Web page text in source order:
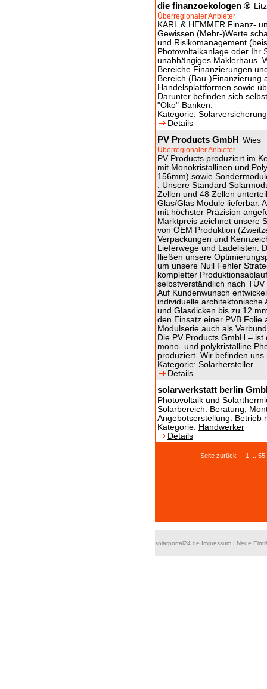
die finanzoekologen ®
Überregionaler Anbieter
KARL & HEMMER Finanz-
Gewissen (Mehr-)Werte
und Risikomanagement
Photovoltaikanlage oder Ihr
unabhängiges Maklerhaus.
Bereiche Finanzierungen
Bereich (Bau-)Finanzierung
Handelsplattformen sowie
Darunter befinden sich
"Öko"-Banken.
Kategorie:
Details
PV Products GmbH Wies
Überregionaler Anbieter
PV Products produziert im
mit Monokristallinen und
156mm) sowie
. Unsere Standard
Zellen und 48 Zellen
Glas/Glas Module lieferbar.
mit höchster Präzision
Marktpreis zeichnet unsere
von OEM Produktion
Verpackungen und
Lieferwege und Ladelisten.
fließen unsere
um unsere Null Fehler
kompletter
selbstverständlich nach
Auf Kundenwunsch
individuelle
und Glasdicken bis zu 12
den Einsatz einer PVB Folie
Modulserie auch als
Die PV Products GmbH –
mono- und polykristalline
produziert. Wir befinden
Kategorie: Solarhersteller
Details
solarwerkstatt berlin
Photovoltaik und
Solarbereich. Beratung,
Angebotserstellung. Betrieb
Kategorie: Handwerker
Details
Seite zurück 1 55
solarportal24.de Impressum | Neue